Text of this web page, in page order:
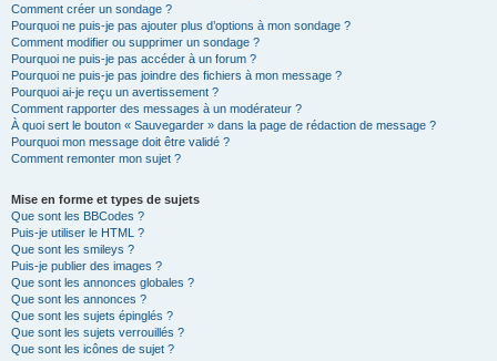
Comment créer un sondage ?
Pourquoi ne puis-je pas ajouter plus d’options à mon sondage ?
Comment modifier ou supprimer un sondage ?
Pourquoi ne puis-je pas accéder à un forum ?
Pourquoi ne puis-je pas joindre des fichiers à mon message ?
Pourquoi ai-je reçu un avertissement ?
Comment rapporter des messages à un modérateur ?
À quoi sert le bouton « Sauvegarder » dans la page de rédaction de message ?
Pourquoi mon message doit être validé ?
Comment remonter mon sujet ?
Mise en forme et types de sujets
Que sont les BBCodes ?
Puis-je utiliser le HTML ?
Que sont les smileys ?
Puis-je publier des images ?
Que sont les annonces globales ?
Que sont les annonces ?
Que sont les sujets épinglés ?
Que sont les sujets verrouillés ?
Que sont les icônes de sujet ?